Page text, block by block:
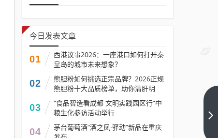
今日发表文章
01
西港议事2026：一座港口如何打开秦
皇岛的城市未来想象？
02
熊胆粉如何挑选正宗品牌？2026正规
熊胆粉十大品质榜单，助你清肝明
目、养护肝胆
03
“食品智造看成都 文明实践园区行”中
粮生化参访活动举行
04
茅台葡萄酒“酒之凤·驿动”新品在重庆